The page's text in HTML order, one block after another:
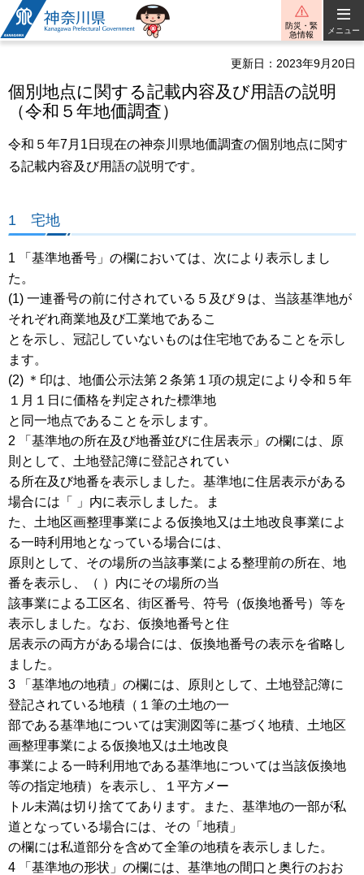
神奈川県
防災・緊
急情報
メニュー
更新日：2023年9月20日
個別地点に関する記載内容及び用語の説明
（令和５年地価調査）
令和５年7月1日現在の神奈川県地価調査の個別地点に関す
る記載内容及び用語の説明です。
1 宅地
1 「基準地番号」の欄においては、次により表示しまし
た。
(1) 一連番号の前に付されている５及び９は、当該基準地が
それぞれ商業地及び工業地であるこ
とを示し、冠記していないものは住宅地であることを示し
ます。
(2) ＊印は、地価公示法第２条第１項の規定により令和５年
１月１日に価格を判定された標準地
と同一地点であることを示します。
2 「基準地の所在及び地番並びに住居表示」の欄には、原
則として、土地登記簿に登記されてい
る所在及び地番を表示しました。基準地に住居表示がある
場合には「 」内に表示しました。ま
た、土地区画整理事業による仮換地又は土地改良事業によ
る一時利用地となっている場合には、
原則として、その場所の当該事業による整理前の所在、地
番を表示し、（ ）内にその場所の当
該事業による工区名、街区番号、符号（仮換地番号）等を
表示しました。なお、仮換地番号と住
居表示の両方がある場合には、仮換地番号の表示を省略し
ました。
3 「基準地の地積」の欄には、原則として、土地登記簿に
登記されている地積（１筆の土地の一
部である基準地については実測図等に基づく地積、土地区
画整理事業による仮換地又は土地改良
事業による一時利用地である基準地については当該仮換地
等の指定地積）を表示し、１平方メー
トル未満は切り捨ててあります。また、基準地の一部が私
道となっている場合には、その「地積」
の欄には私道部分を含めて全筆の地積を表示しました。
4 「基準地の形状」の欄には、基準地の間口と奥行のおお